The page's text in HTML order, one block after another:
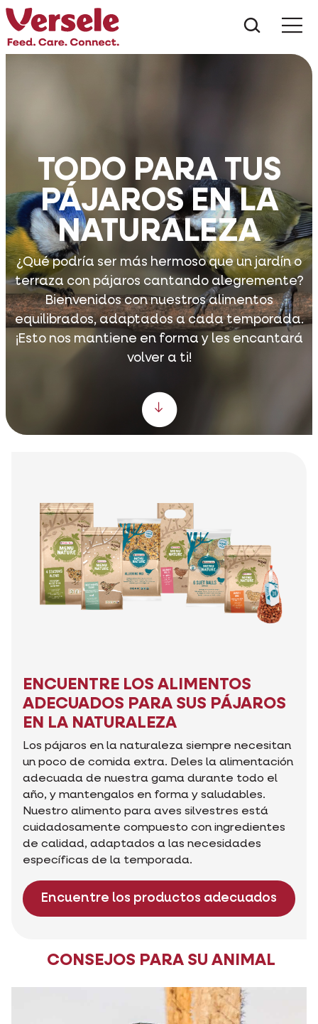
TODO PARA TUS
PÁJAROS EN LA
NATURALEZA
¿Qué podría ser más hermoso que un jardín o
terraza con pájaros cantando alegremente?
Bienvenidos con nuestros alimentos
equilibrados, adaptados a cada temporada.
¡Esto nos mantiene en forma y les encantará
volver a ti!
ENCUENTRE LOS ALIMENTOS
ADECUADOS PARA SUS PÁJAROS
EN LA NATURALEZA
Los pájaros en la naturaleza siempre necesitan
un poco de comida extra. Deles la alimentación
adecuada de nuestra gama durante todo el
año, y mantengalos en forma y saludables.
Nuestro alimento para aves silvestres está
cuidadosamente compuesto con ingredientes
de calidad, adaptados a las necesidades
específicas de la temporada.
Encuentre los productos adecuados
CONSEJOS PARA SU ANIMAL